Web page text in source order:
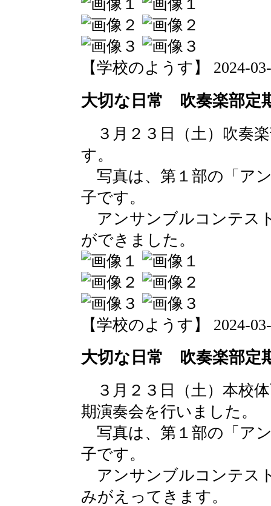
【学校のようす】 2024-
大切な日常 吹奏楽部定
３月２３日（土）吹奏
す。
写真は、第１部の「ア
子です。
アンサンブルコンテス
ができました。
【学校のようす】 2024-
大切な日常 吹奏楽部定
３月２３日（土）本校
期演奏会を行いました。
写真は、第１部の「ア
子です。
アンサンブルコンテス
みがえってきます。